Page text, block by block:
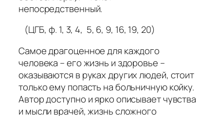
непосредственный.
(ЦГБ, ф. 1, 3, 4, 5, 6, 9, 16, 19, 20)
Самое драгоценное для каждого
человека – его жизнь и здоровье –
оказываются в руках других людей, стоит
только ему попасть на больничную койку.
Автор доступно и ярко описывает чувства
и мысли врачей, жизнь сложного